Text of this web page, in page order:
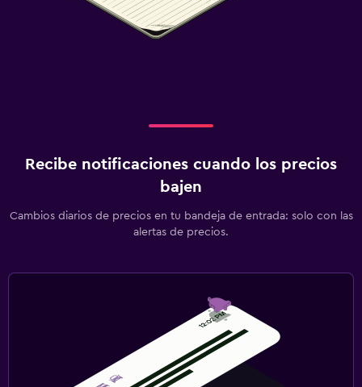
Recibe notificaciones cuando los precios
bajen
Cambios diarios de precios en tu bandeja de entrada: solo con las
alertas de precios.